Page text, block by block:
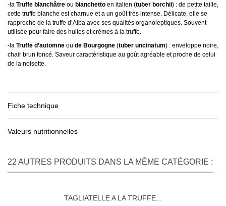
-la Truffe blanchâtre ou bianchetto en italien (tuber borchii) : de petite taille,
cette truffe blanche est charnue et a un goût très intense. Délicate, elle se
rapproche de la truffe d’Alba avec ses qualités organoleptiques. Souvent
utilisée pour faire des huiles et crèmes à la truffe.
-la Truffe d’automne ou de Bourgogne (tuber uncinatum) : enveloppe noire,
chair brun foncé. Saveur caractéristique au goût agréable et proche de celui
de la noisette.
Fiche technique
Valeurs nutritionnelles
22 AUTRES PRODUITS DANS LA MÊME CATÉGORIE :
TAGLIATELLE A LA TRUFFE...